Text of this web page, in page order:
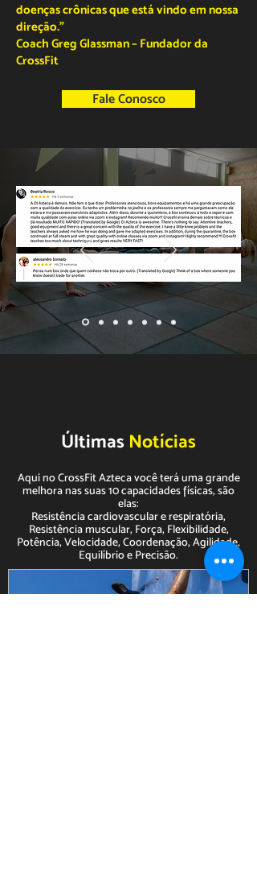
doenças crônicas que está vindo em nossa
direção.”
Coach Greg Glassman – Fundador da
CrossFit
Fale Conosco
Últimas Notícias
Aqui no CrossFit Azteca você terá uma grande
melhora nas suas 10 capacidades físicas, são
elas:
Resistência cardiovascular e respiratória,
Resistência muscular, Força, Flexibilidade,
Potência, Velocidade, Coordenação, Agilidade,
Equilíbrio e Precisão.